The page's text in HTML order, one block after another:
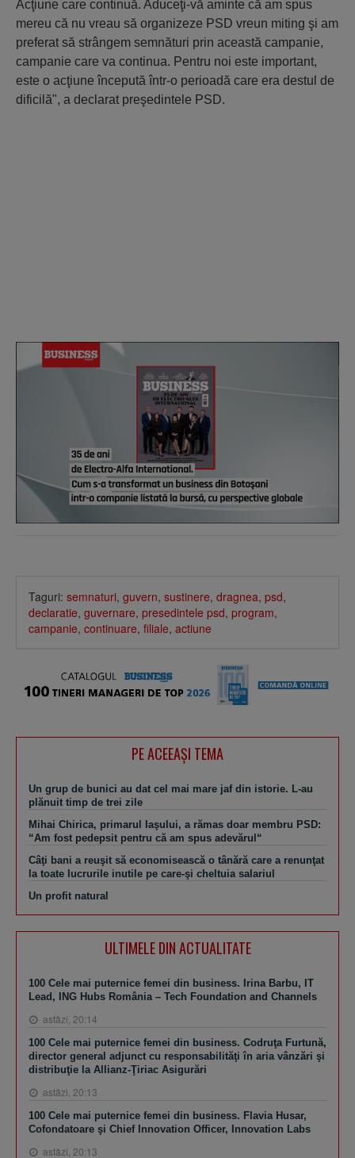
Acţiune care continuă. Aduceţi-vă aminte că am spus
mereu că nu vreau să organizeze PSD vreun miting şi am
preferat să strângem semnături prin această campanie,
campanie care va continua. Pentru noi este important,
este o acţiune începută într-o perioadă care era destul de
dificilă", a declarat preşedintele PSD.
Taguri: semnaturi, guvern, sustinere, dragnea, psd,
declaratie, guvernare, presedintele psd, program,
campanie, continuare, filiale, actiune
PE ACEEAŞI TEMA
Un grup de bunici au dat cel mai mare jaf din istorie. L-au
plănuit timp de trei zile
Mihai Chirica, primarul Iaşului, a rămas doar membru PSD:
“Am fost pedepsit pentru că am spus adevărul“
Câţi bani a reuşit să economisească o tânără care a renunţat
la toate lucrurile inutile pe care-şi cheltuia salariul
Un profit natural
ULTIMELE DIN ACTUALITATE
100 Cele mai puternice femei din business. Irina Barbu, IT
Lead, ING Hubs România – Tech Foundation and Channels
astăzi, 20:14
100 Cele mai puternice femei din business. Codruţa Furtună,
director general adjunct cu responsabilităţi în aria vânzări şi
distribuţie la Allianz-Ţiriac Asigurări
astăzi, 20:13
100 Cele mai puternice femei din business. Flavia Husar,
Cofondatoare şi Chief Innovation Officer, Innovation Labs
astăzi, 20:13